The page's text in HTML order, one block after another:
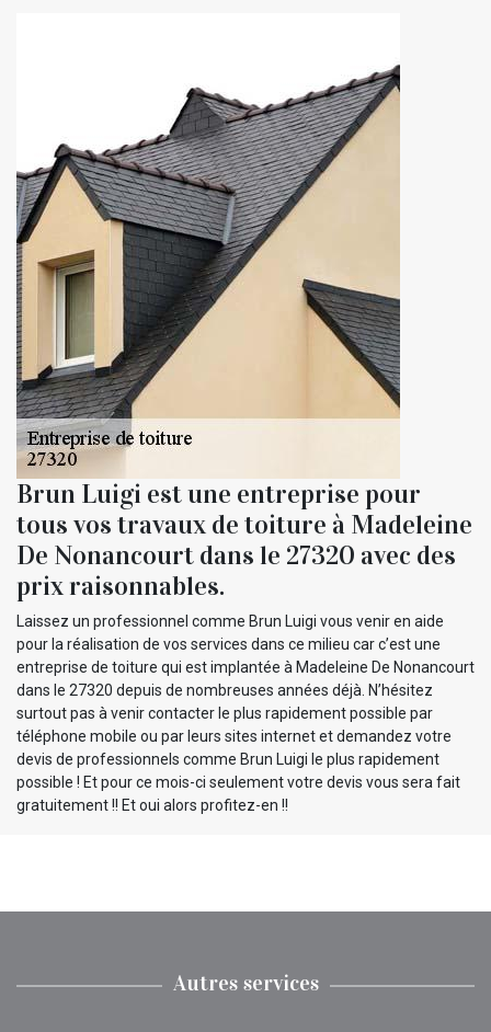
Brun Luigi est une entreprise pour
tous vos travaux de toiture à Madeleine
De Nonancourt dans le 27320 avec des
prix raisonnables.
Laissez un professionnel comme Brun Luigi vous venir en aide
pour la réalisation de vos services dans ce milieu car c’est une
entreprise de toiture qui est implantée à Madeleine De Nonancourt
dans le 27320 depuis de nombreuses années déjà. N’hésitez
surtout pas à venir contacter le plus rapidement possible par
téléphone mobile ou par leurs sites internet et demandez votre
devis de professionnels comme Brun Luigi le plus rapidement
possible ! Et pour ce mois-ci seulement votre devis vous sera fait
gratuitement !! Et oui alors profitez-en !!
Autres services